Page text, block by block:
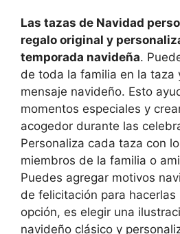
Las tazas de Navidad
regalo original y
temporada navideña.
de toda la familia en la taza
mensaje navideño. Esto
momentos especiales y
acogedor durante las
Personaliza cada taza con
miembros de la familia o
Puedes agregar motivos
de felicitación para
opción, es elegir una
navideño clásico y